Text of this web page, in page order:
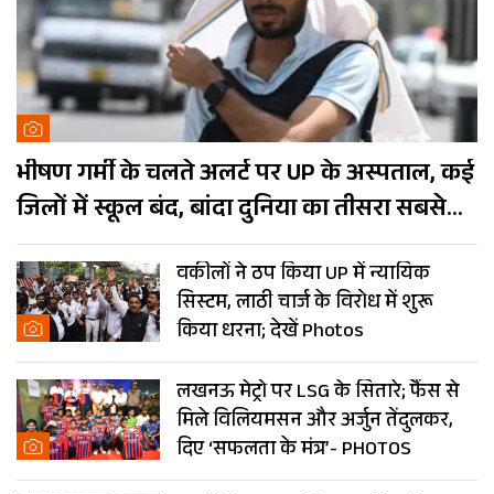
भीषण गर्मी के चलते अलर्ट पर UP के अस्पताल, कई
जिलों में स्कूल बंद, बांदा दुनिया का तीसरा सबसे
गर्म शहर
वकीलों ने ठप किया UP में न्यायिक
सिस्टम, लाठी चार्ज के विरोध में शुरू
किया धरना; देखें Photos
लखनऊ मेट्रो पर LSG के सितारे; फैंस से
मिले विलियमसन और अर्जुन तेंदुलकर,
दिए ‘सफलता के मंत्र’- PHOTOS